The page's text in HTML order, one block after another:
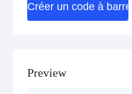
Créer un code à barres
Preview